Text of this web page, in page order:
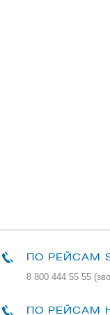
ПО РЕЙСАМ
8 800 444 55 55
ПО РЕЙСАМ